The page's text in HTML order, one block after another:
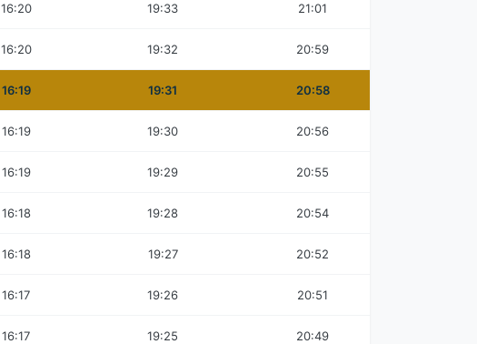
16:20 19:33 21:01
16:20 19:32 20:59
16:19 19:31 20:58
16:19 19:30 20:56
16:19 19:29 20:55
16:18 19:28 20:54
16:18 19:27 20:52
16:17 19:26 20:51
16:17 19:25 20:49